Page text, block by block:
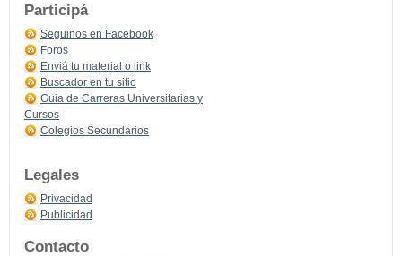
Participá
Seguinos en Facebook
Foros
Enviá tu material o link
Buscador en tu sitio
Guia de Carreras Universitarias y
Cursos
Colegios Secundarios
Legales
Privacidad
Publicidad
Contacto